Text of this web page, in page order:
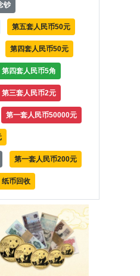
钞
第五套人民币50元
第四套人民币50元
第四套人民币5角
第三套人民币2元
第一套人民币50000元
第一套人民币200元
纸币回收